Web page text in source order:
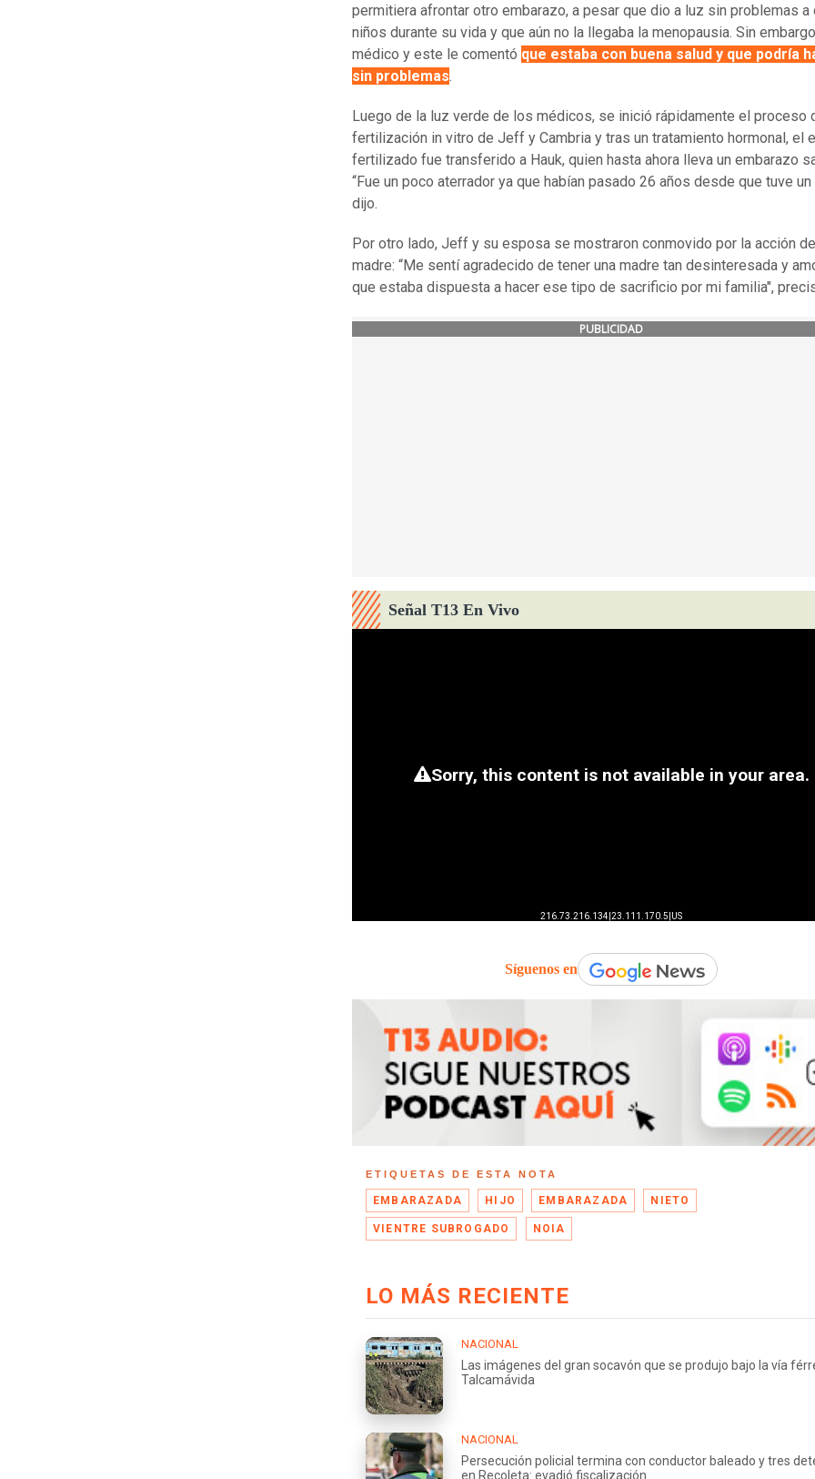
permitiera afrontar otro embarazo, a pesar que dio a luz sin problemas a
niños durante su vida y que aún no la llegaba la menopausia. Sin
médico y este le comentó que estaba con buena salud y que podría
sin problemas.
Luego de la luz verde de los médicos, se inició rápidamente el proceso
fertilización in vitro de Jeff y Cambria y tras un tratamiento hormonal, el
fertilizado fue transferido a Hauk, quien hasta ahora lleva un embarazo
“Fue un poco aterrador ya que habían pasado 26 años desde que tuve un
dijo.
Por otro lado, Jeff y su esposa se mostraron conmovido por la acción
madre: “Me sentí agradecido de tener una madre tan desinteresada y
que estaba dispuesta a hacer ese tipo de sacrificio por mi familia",
PUBLICIDAD
Señal T13 En Vivo
Síguenos en
ETIQUETAS DE ESTA NOTA
EMBARAZADA HIJO EMBARAZADA NIETO
VIENTRE SUBROGADO NOIA
LO MÁS RECIENTE
NACIONAL
Las imágenes del gran socavón que se produjo bajo la vía
Talcamávida
NACIONAL
Persecución policial termina con conductor baleado y tres
en Recoleta: evadió fiscalización